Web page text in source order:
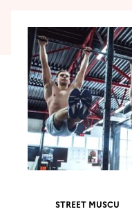
STREET MUSCU